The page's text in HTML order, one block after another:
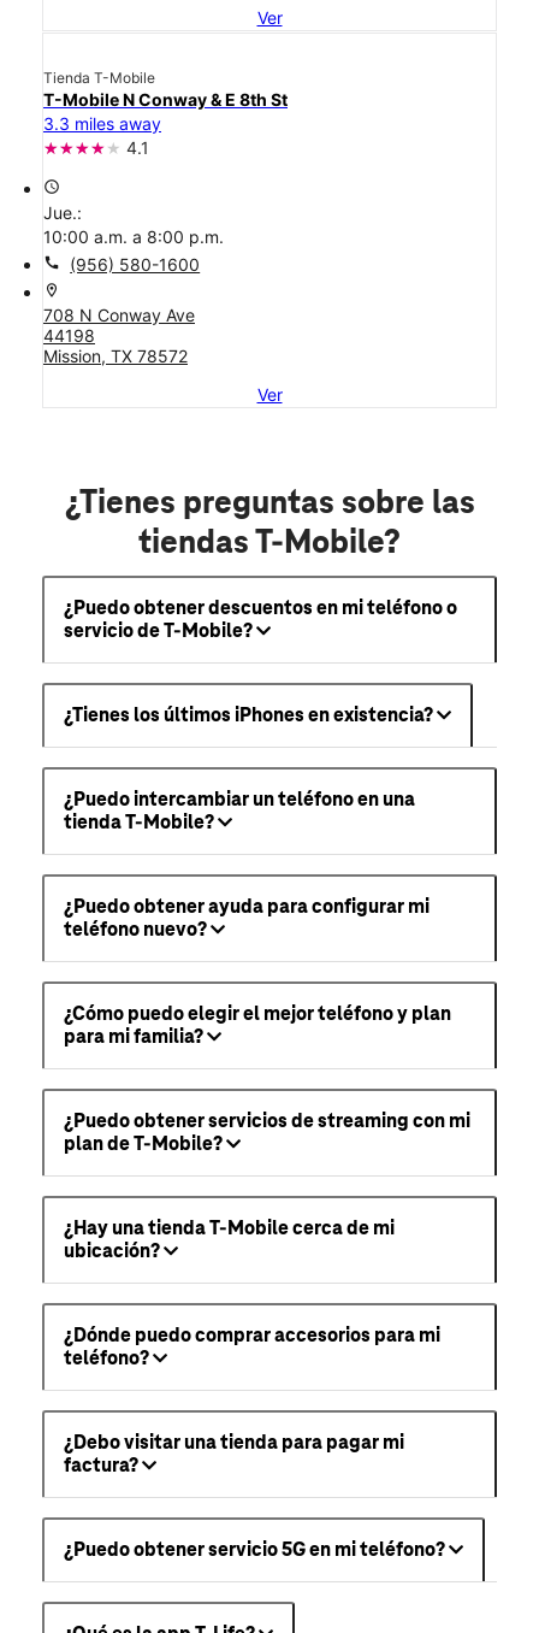
Ver
Tienda T-Mobile
T-Mobile N Conway & E 8th St
3.3 miles away
4.1
access_time
Jue.:
10:00 a.m. a 8:00 p.m.
call (956) 580-1600
location_on
708 N Conway Ave
44198
Mission, TX 78572
Ver
¿Tienes preguntas sobre las
tiendas T-Mobile?
¿Puedo obtener descuentos en mi teléfono o
servicio de T-Mobile?
¿Tienes los últimos iPhones en existencia?
¿Puedo intercambiar un teléfono en una
tienda T-Mobile?
¿Puedo obtener ayuda para configurar mi
teléfono nuevo?
¿Cómo puedo elegir el mejor teléfono y plan
para mi familia?
¿Puedo obtener servicios de streaming con mi
plan de T-Mobile?
¿Hay una tienda T-Mobile cerca de mi
ubicación?
¿Dónde puedo comprar accesorios para mi
teléfono?
¿Debo visitar una tienda para pagar mi
factura?
¿Puedo obtener servicio 5G en mi teléfono?